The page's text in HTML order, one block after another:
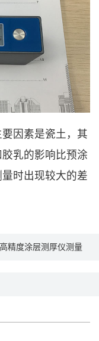
因素是瓷土，其
乳的影响比预涂
时出现较大的差
高精度涂层测厚仪测量